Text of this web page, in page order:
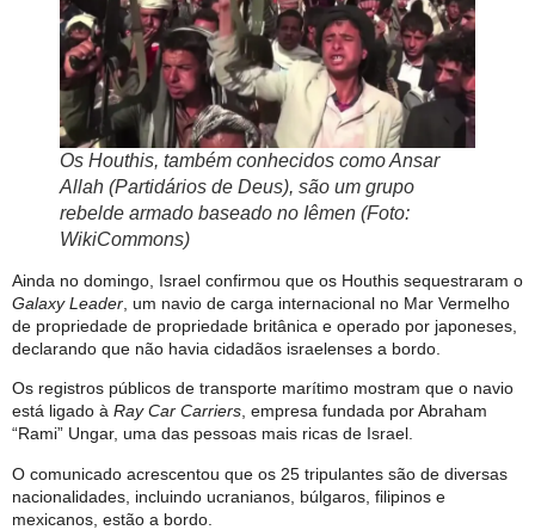
Os Houthis, também conhecidos como Ansar
Allah (Partidários de Deus), são um grupo
rebelde armado baseado no Iêmen (Foto:
WikiCommons)
Ainda no domingo, Israel confirmou que os Houthis sequestraram o
Galaxy Leader , um navio de carga internacional no Mar Vermelho
de propriedade de propriedade britânica e operado por japoneses,
declarando que não havia cidadãos israelenses a bordo.
Os registros públicos de transporte marítimo mostram que o navio
está ligado à Ray Car Carriers, empresa fundada por Abraham
“Rami” Ungar, uma das pessoas mais ricas de Israel.
O comunicado acrescentou que os 25 tripulantes são de diversas
nacionalidades, incluindo ucranianos, búlgaros, filipinos e
mexicanos, estão a bordo.